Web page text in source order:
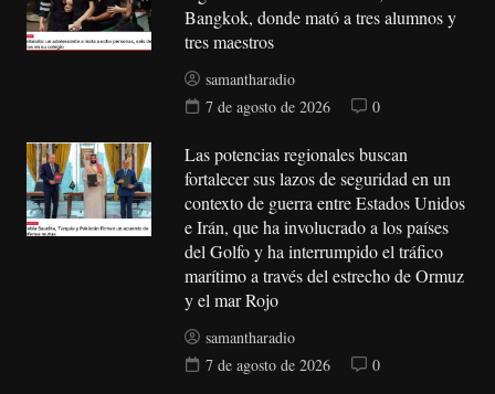
Bangkok, donde mató a tres alumnos y
tres maestros
samantharadio
7 de agosto de 2026
0
Las potencias regionales buscan
fortalecer sus lazos de seguridad en un
contexto de guerra entre Estados Unidos
e Irán, que ha involucrado a los países
del Golfo y ha interrumpido el tráfico
marítimo a través del estrecho de Ormuz
y el mar Rojo
samantharadio
7 de agosto de 2026
0